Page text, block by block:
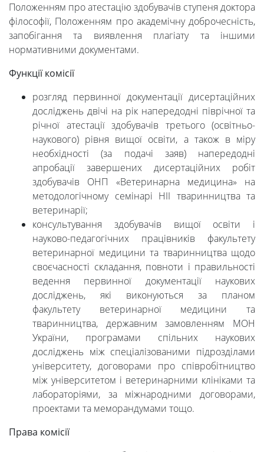
Положенням про атестацію здобувачів ступеня доктора
філософії, Положенням про академічну доброчесність,
запобігання та виявлення плагіату та іншими
нормативними документами.
Функції комісії
розгляд первинної документації дисертаційних
досліджень двічі на рік напередодні піврічної та
річної атестації здобувачів третього (освітньо-
наукового) рівня вищої освіти, а також в міру
необхідності (за подачі заяв) напередодні
апробації завершених дисертаційних робіт
здобувачів ОНП «Ветеринарна медицина» на
методологічному семінарі НІІ тваринництва та
ветеринарії;
консультування здобувачів вищої освіти і
науково-педагогічних працівників факультету
ветеринарної медицини та тваринництва щодо
своєчасності складання, повноти і правильності
ведення первинної документації наукових
досліджень, які виконуються за планом
факультету ветеринарної медицини та
тваринництва, державним замовленням МОН
України, програмами спільних наукових
досліджень між спеціалізованими підрозділами
університету, договорами про співробітництво
між університетом і ветеринарними клініками та
лабораторіями, за міжнародними договорами,
проектами та меморандумами тощо.
Права комісії